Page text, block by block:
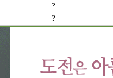
?
?